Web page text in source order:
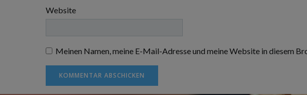
Website
Meinen Namen, meine E-Mail-Adresse und meine Website in diesem